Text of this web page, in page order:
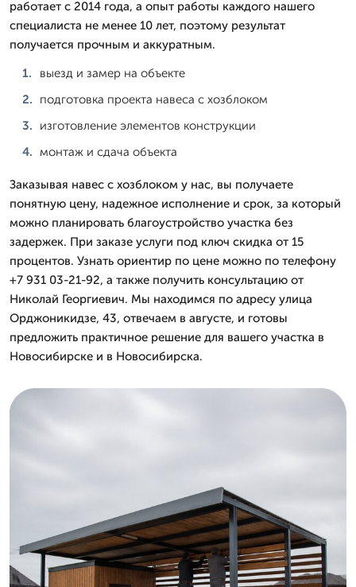
работает с 2014 года, а опыт работы каждого нашего
специалиста не менее 10 лет, поэтому результат
получается прочным и аккуратным.
выезд и замер на объекте
подготовка проекта навеса с хозблоком
изготовление элементов конструкции
монтаж и сдача объекта
Заказывая навес с хозблоком у нас, вы получаете
понятную цену, надежное исполнение и срок, за который
можно планировать благоустройство участка без
задержек. При заказе услуги под ключ скидка от 15
процентов. Узнать ориентир по цене можно по телефону
+7 931 03-21-92, а также получить консультацию от
Николай Георгиевич. Мы находимся по адресу улица
Орджоникидзе, 43, отвечаем в августе, и готовы
предложить практичное решение для вашего участка в
Новосибирске и в Новосибирска.